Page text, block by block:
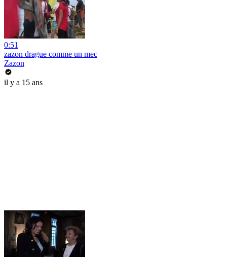
0:51
zazon drague comme un mec
Zazon
il y a 15 ans